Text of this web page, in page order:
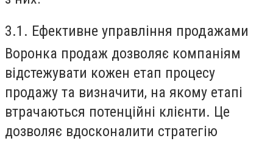
3.1. Ефективне управління продажами
Воронка продаж дозволяє компаніям
відстежувати кожен етап процесу
продажу та визначити, на якому етапі
втрачаються потенційні клієнти. Це
дозволяє вдосконалити стратегію